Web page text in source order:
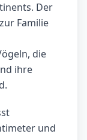
Der
Familie
die
ihre
und